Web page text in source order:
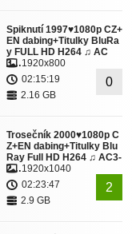
Spiknutí 1997♥1080p CZ+
EN dabing+Titulky BluRa
y FULL HD H264 ♫ AC
3…1920x800
02:15:19
2.16 GB
0
Trosečník 2000♥1080p C
Z+EN dabing+Titulky Blu
Ray Full HD H264 ♫ AC3-
2…1920x1040
02:23:47
2.9 GB
2